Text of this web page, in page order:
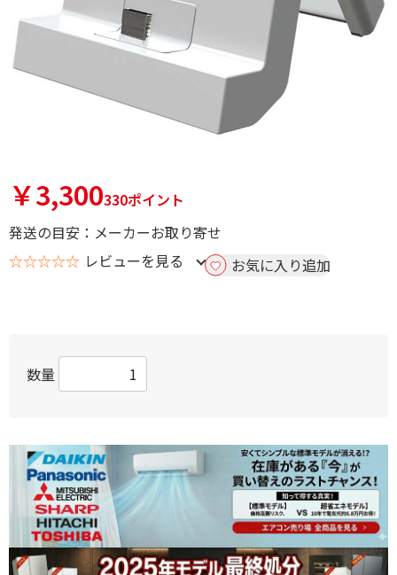
￥3,300330ポイント
発送の目安：メーカーお取り寄せ
☆☆☆☆☆ レビューを見る お気に入り追加
数量